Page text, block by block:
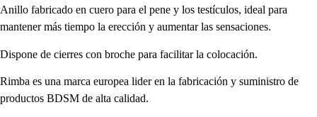
Anillo fabricado en cuero para el pene y los testículos, ideal para
mantener más tiempo la erección y aumentar las sensaciones.
Dispone de cierres con broche para facilitar la colocación.
Rimba es una marca europea lider en la fabricación y suministro de
productos BDSM de alta calidad.